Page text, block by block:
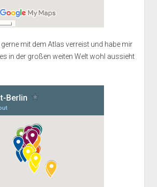
mit dem Atlas verreist und habe mir
in der großen weiten Welt wohl aussieht